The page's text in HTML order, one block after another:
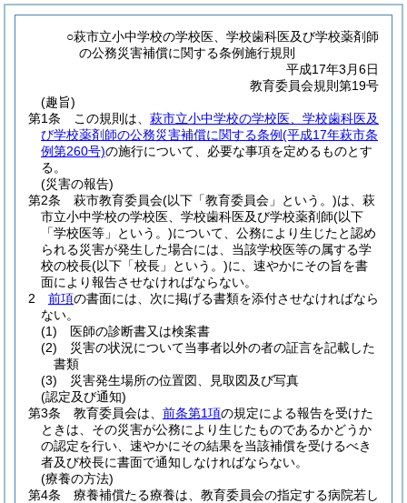
○萩市立小中学校の学校医、学校歯科医及び学校薬剤師
の公務災害補償に関する条例施行規則
平成17年3月6日
教育委員会規則第19号
(趣旨)
第1条
この規則は、 萩市立小中学校の学校医、学校歯科医及
び学校薬剤師の公務災害補償に関する条例(平成17年萩市条
例第260号)の施行について、必要な事項を定めるものとす
る。
(災害の報告)
第2条
萩市教育委員会(以下「教育委員会」という。)は、萩
市立小中学校の学校医、学校歯科医及び学校薬剤師(以下
「学校医等」という。)について、公務により生じたと認め
られる災害が発生した場合には、当該学校医等の属する学
校の校長(以下「校長」という。)に、速やかにその旨を書
面により報告させなければならない。
2
前項の書面には、次に掲げる書類を添付させなければなら
ない。
(1)
医師の診断書又は検案書
(2)
災害の状況について当事者以外の者の証言を記載した
書類
(3)
災害発生場所の位置図、見取図及び写真
(認定及び通知)
第3条
教育委員会は、 前条第1項の規定による報告を受けた
ときは、その災害が公務により生じたものであるかどうか
の認定を行い、速やかにその結果を当該補償を受けるべき
者及び校長に書面で通知しなければならない。
(療養の方法)
第4条
療養補償たる療養は、教育委員会の指定する病院若し